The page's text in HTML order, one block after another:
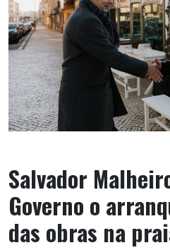
Salvador
Governo o
das obras na